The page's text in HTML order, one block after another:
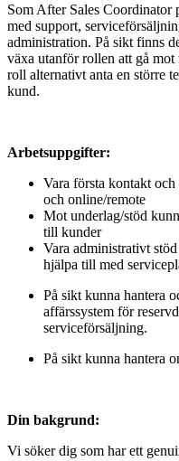
Som After Sales Coordinator
med support,
administration. På sikt finns
växa utanför rollen att gå
roll alternativt anta en större
kund.
Arbetsuppgifter:
Vara första kontakt
och online/remote
Mot underlag/stöd
till kunder
Vara administrativt
hjälpa till med
På sikt kunna hantera
affärssystem för
serviceförsäljning.
På sikt kunna hantera
Din bakgrund:
Vi söker dig som har ett